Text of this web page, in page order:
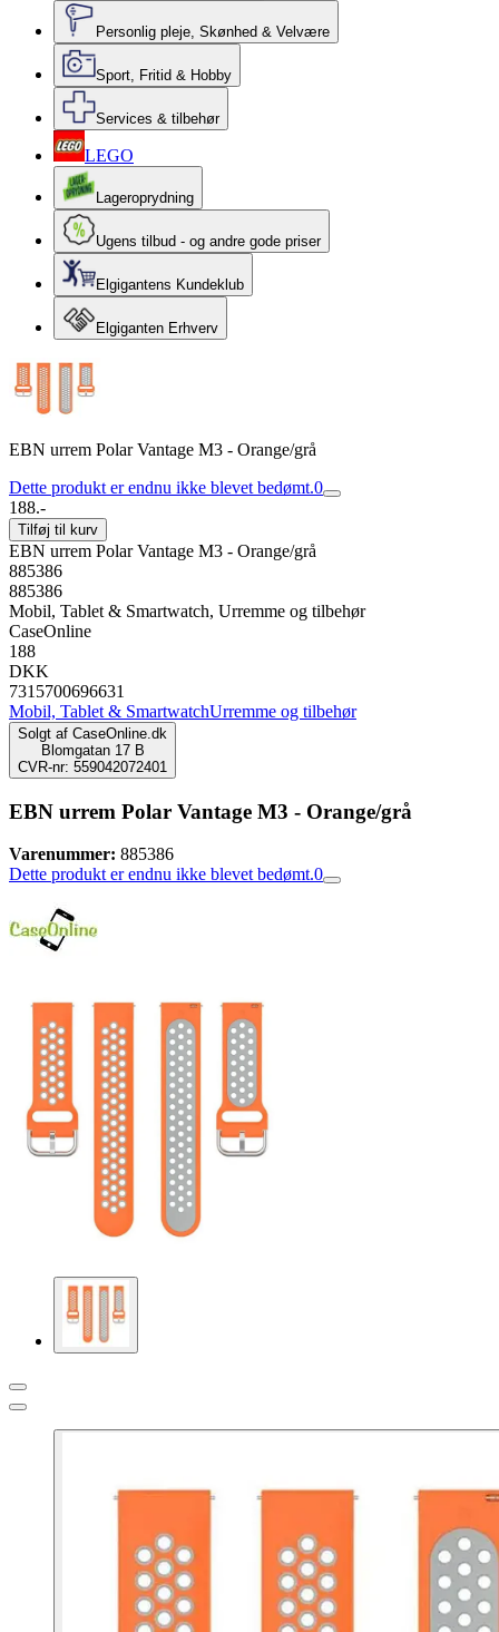
Personlig pleje, Skønhed & Velvære
Sport, Fritid & Hobby
Services & tilbehør
LEGO
Lageroprydning
Ugens tilbud - og andre gode priser
Elgigantens Kundeklub
Elgiganten Erhverv
EBN urrem Polar Vantage M3 - Orange/grå
Dette produkt er endnu ikke blevet bedømt.0
188.-
Tilføj til kurv
EBN urrem Polar Vantage M3 - Orange/grå
885386
885386
Mobil, Tablet & Smartwatch, Urremme og tilbehør
CaseOnline
188
DKK
7315700696631
Mobil, Tablet & SmartwatchUrremme og tilbehør
Solgt af CaseOnline.dk
Blomgatan 17 B
CVR-nr: 559042072401
EBN urrem Polar Vantage M3 - Orange/grå
Varenummer: 885386
Dette produkt er endnu ikke blevet bedømt.0